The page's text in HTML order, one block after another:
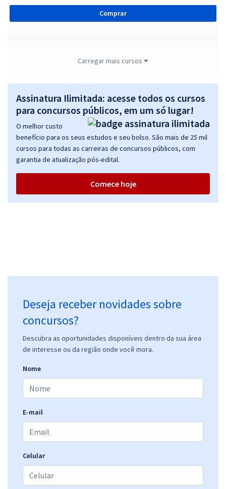
Comprar
IFTO - Instituto Federal de Educação, Ciência e Tecnologia de
R$ 271,84à vista
ou 12x de R$22,65
Economize R$ 67,96 (-20%)
Comprar
IFTO - Instituto Federal de Educação, Ciência e Tecnologia de
Tocantins - Conhecimentos Específicos para Assistente de Alunos
R$ 247,84à vista
Tocantins - Professor EBTT - Pedagogia
Economize R$ 77,96 (-20%)
Tocantins - Conhecimentos Específicos para Professor EBTT -
R$ 231,84à vista
Economize R$ 57,96 (-20%)
Comprar
Carregar mais cursos
Assinatura Ilimitada: acesse todos os cursos
para concursos públicos, em um só lugar!
O melhor custo
benefício para os seus estudos e seu bolso. São mais de 25 mil
cursos para todas as carreiras de concursos públicos, com
garantia de atualização pós-edital.
Comece hoje
Deseja receber novidades sobre
concursos?
Descubra as oportunidades disponíveis dentro da sua área
de interesse ou da região onde você mora.
Nome
E-mail
Celular